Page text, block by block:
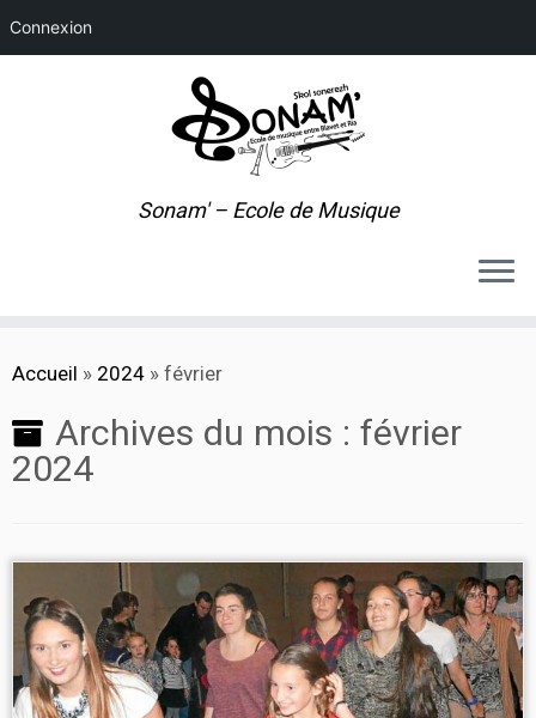
Connexion
au
Sonam' – Ecole de Musique
Accueil » 2024 » février
Archives du mois : février
2024